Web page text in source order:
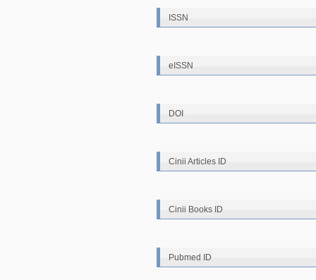
ISSN
eISSN
DOI
Cinii Articles ID
Cinii Books ID
Pubmed ID